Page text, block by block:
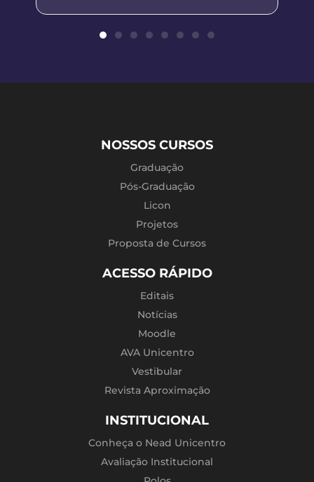
NOSSOS CURSOS
Graduação
Pós-Graduação
Licon
Projetos
Proposta de Cursos
ACESSO RÁPIDO
Editais
Notícias
Moodle
AVA Unicentro
Vestibular
Revista Aproximação
INSTITUCIONAL
Conheça o Nead Unicentro
Avaliação Institucional